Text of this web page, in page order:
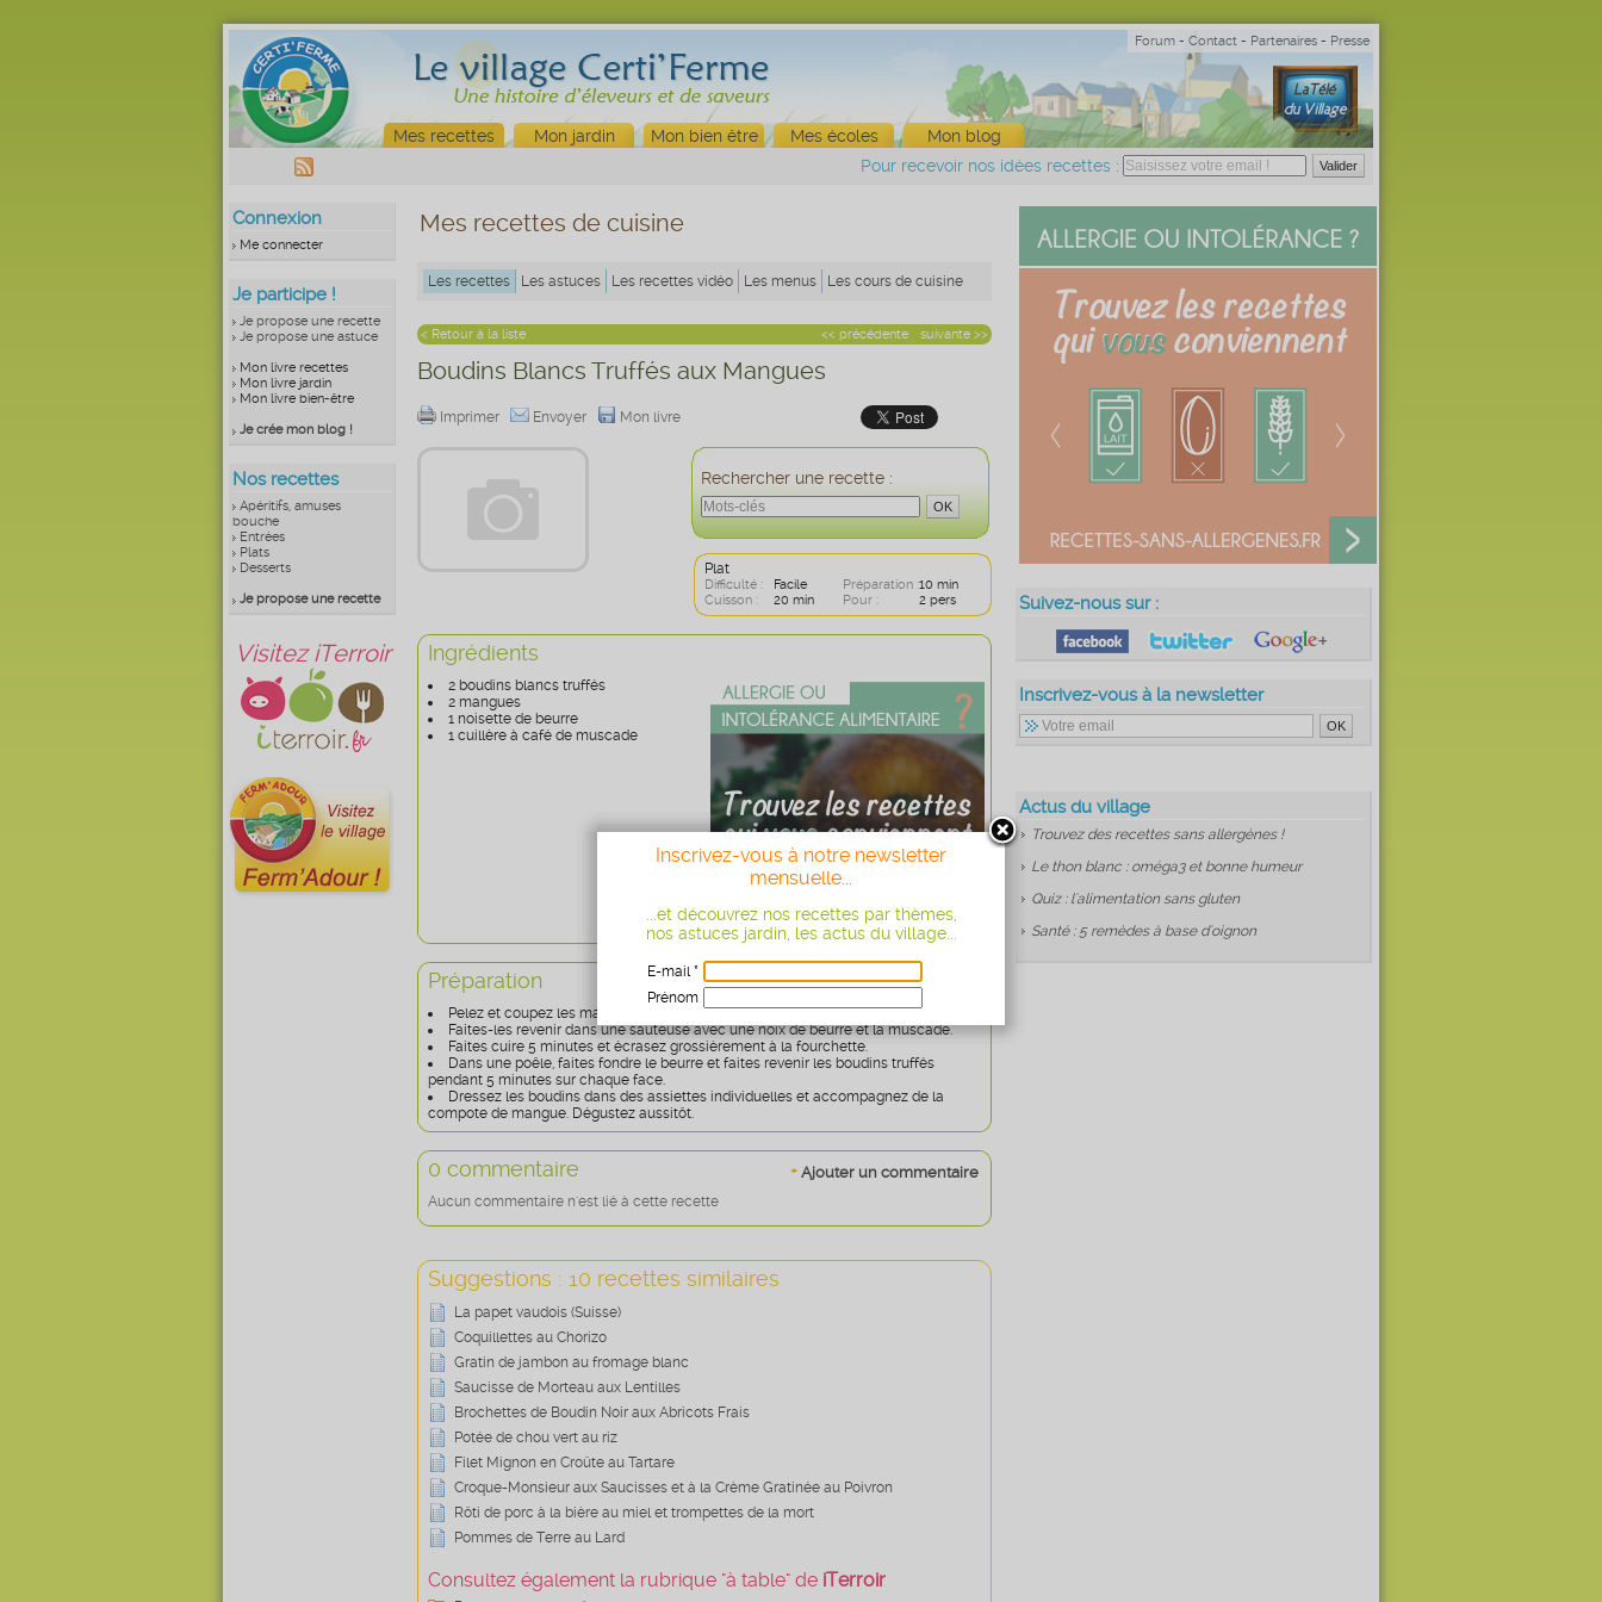
Forum - Contact - Partenaires - Presse
Mes recettes Mon jardin Mon bien être Mes écoles
Mon blog
Pour recevoir nos idées recettes :
Connexion
Me connecter
Je participe !
Je propose une recette
Je propose une astuce
Mon livre recettes
Mon livre jardin
Mon livre bien-être
Je crée mon blog !
Nos recettes
Apéritifs, amuses
bouche
Entrées
Plats
Desserts
Je propose une recette
Visitez iTerroir
Suivez-nous sur :
Inscrivez-vous à la newsletter
Actus du village
Trouvez des recettes sans allergènes !
Le thon blanc : oméga3 et bonne humeur
Quiz : l'alimentation sans gluten
Santé : 5 remèdes à base d'oignon
Mes recettes de cuisine
Les recettes Les astuces Les recettes vidéo Les menus Les cours de cuisine
suivante >>
<< précédente
< Retour à la liste
Boudins Blancs Truffés aux Mangues
Imprimer Envoyer Mon livre
Rechercher une recette :
Plat
Difficulté : Facile Préparation :10 min
Cuisson :
20 min Pour : 2 pers
Ingrédients
2 boudins blancs truffés
2 mangues
1 noisette de beurre
1 cuillère à café de muscade
Préparation
Pelez et coupez les mangues en petits dés.
Faites-les revenir dans une sauteuse avec une noix de beurre et la muscade.
Faites cuire 5 minutes et écrasez grossièrement à la fourchette.
Dans une poêle, faites fondre le beurre et faites revenir les boudins truffés
pendant 5 minutes sur chaque face.
Dressez les boudins dans des assiettes individuelles et accompagnez de la
compote de mangue. Dégustez aussitôt.
+ Ajouter un commentaire
0 commentaire
Aucun commentaire n'est lié à cette recette
Suggestions : 10 recettes similaires
La papet vaudois (Suisse)
Coquillettes au Chorizo
Gratin de jambon au fromage blanc
Saucisse de Morteau aux Lentilles
Brochettes de Boudin Noir aux Abricots Frais
Potée de chou vert au riz
Filet Mignon en Croûte au Tartare
Croque-Monsieur aux Saucisses et à la Crème Gratinée au Poivron
Rôti de porc à la bière au miel et trompettes de la mort
Pommes de Terre au Lard
Consultez également la rubrique "à table" de iTerroir
Inscrivez-vous à notre newsletter
mensuelle...
...et découvrez nos recettes par thèmes,
nos astuces jardin, les actus du village...
E-mail *
Prénom
Age
* obligatoire